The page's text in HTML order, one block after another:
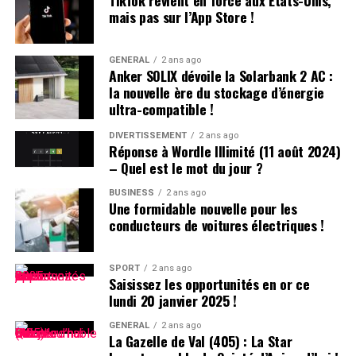
quatrième plus populaire cette année-là. À l’école
primaire,il côtoie plusieurs camarades appelés Thibault
et autres prénoms similaires. Pour éviter toute
confusion lors des appels en classe, les enseignants
ajoutent souvent la première lettre du nom de famille
après le prénom : ainsi devient-il rapidement « Hugo
D. », un surnom auquel il s’habitue sans arduousé.
Pensées sur l’Identité Associée au
Prénom
Le choix d’un prénom peut avoir un impact significatif
sur notre identité personnelle tout au long de notre
existence. Que ce soit pour se distinguer ou pour
s’intégrer dans un groupe social spécifique, chaque
individu développe une relation particulière avec son
propre nom.
mais pas sur l’App Store !
GÉNÉRAL 2 ans ago
Anker SOLIX dévoile la Solarbank 2 AC :
la nouvelle ère du stockage d’énergie
ultra-compatible !
DIVERTISSEMENT 2 ans ago
Réponse à Wordle Illimité (11 août 2024)
– Quel est le mot du jour ?
BUSINESS 2 ans ago
Une formidable nouvelle pour les
conducteurs de voitures électriques !
SPORT 2 ans ago
Saisissez les opportunités en or ce
lundi 20 janvier 2025 !
GÉNÉRAL 2 ans ago
La Gazelle de Val (405) : La Star